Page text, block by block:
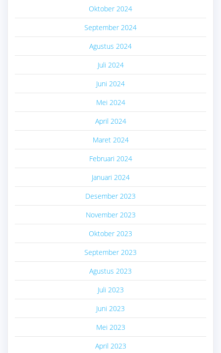
Oktober 2024
September 2024
Agustus 2024
Juli 2024
Juni 2024
Mei 2024
April 2024
Maret 2024
Februari 2024
Januari 2024
Desember 2023
November 2023
Oktober 2023
September 2023
Agustus 2023
Juli 2023
Juni 2023
Mei 2023
April 2023